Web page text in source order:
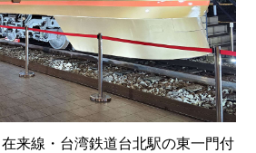
来線・台湾鉄道台北駅の東一門付